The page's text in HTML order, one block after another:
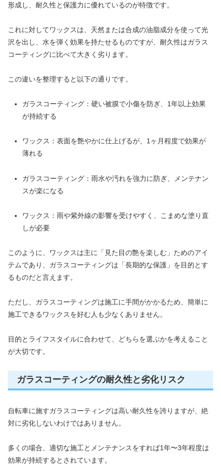
形成し、耐久性と保護力に優れているのが特徴です。
これに対してワックスは、天然または合成の油脂成分を使って光
沢を出し、水を弾く効果を持たせるものですが、耐久性はガラス
コーティングに比べて大きく劣ります。
この違いを整理すると以下の通りです。
ガラスコーティング：硬い被膜で小傷を防ぎ、1年以上効果
が持続する
ワックス：表面を艶やかに仕上げるが、1ヶ月程度で効果が
薄れる
ガラスコーティング：雨水や汚れを強力に防ぎ、メンテナン
スが楽になる
ワックス：雨や紫外線の影響を受けやすく、こまめな塗り直
しが必要
このように、ワックスは主に「見た目の艶を楽しむ」ためのアイ
テムであり、ガラスコーティングは「長期的な保護」を目的とす
るものだと言えます。
ただし、ガラスコーティングは施工に手間がかかるため、簡単に
施工できるワックスを好む人も少なくありません。
目的とライフスタイルに合わせて、どちらを選ぶかを考えること
が大切です。
ガラスコーティングの耐久性と劣化リスク
自転車に施すガラスコーティングは高い耐久性を誇りますが、絶
対に劣化しないわけではありません。
多くの場合、適切な施工とメンテナンスをすれば1年〜3年程度は
効果が持続するとされています。